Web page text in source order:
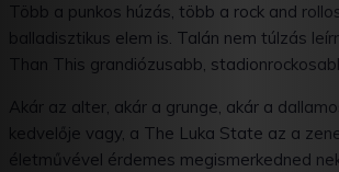
Több a punkos húzás, több a rock and
balladisztikus elem is. Talán nem túlzás
Than This grandiózusabb,
Akár az alter, akár a grunge, akár a
kedvelője vagy, a The Luka State az a
életművével érdemes megismerkedned